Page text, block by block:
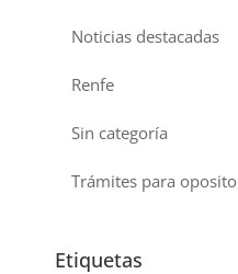
Noticias destacadas
Renfe
Sin categoría
Trámites para
Etiquetas